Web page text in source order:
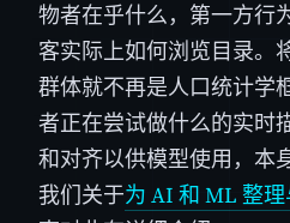
物者在乎什么，第一方行
客实际上如何浏览目录。
群体就不再是人口统计学
者正在尝试做什么的实时
和对齐以供模型使用，本
我们关于为 AI 和 ML 整